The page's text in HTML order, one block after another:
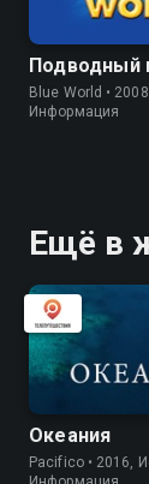
Подводный
Blue World •
Информация
Ещё в
Океания
Pacifico • 2016,